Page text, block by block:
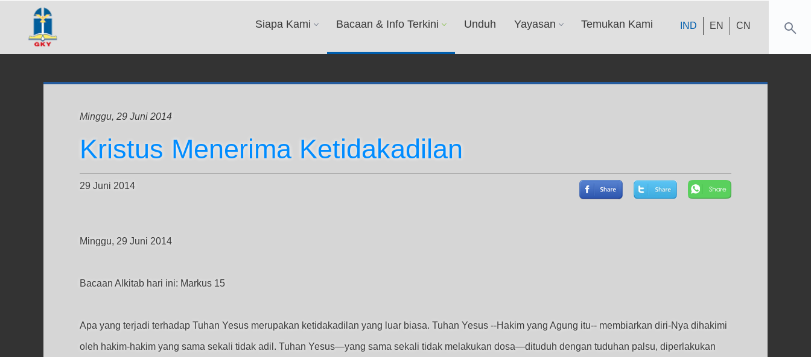
IND EN CN
Siapa Kami Bacaan & Info Terkini Unduh Yayasan Temukan Kami
Minggu, 29 Juni 2014
Kristus Menerima Ketidakadilan
29 Juni 2014
Minggu, 29 Juni 2014
Bacaan Alkitab hari ini: Markus 15
Apa yang terjadi terhadap Tuhan Yesus merupakan ketidakadilan yang luar biasa. Tuhan Yesus --Hakim yang Agung itu-- membiarkan diri-Nya dihakimi
oleh hakim-hakim yang sama sekali tidak adil. Tuhan Yesus—yang sama sekali tidak melakukan dosa—dituduh dengan tuduhan palsu, diperlakukan